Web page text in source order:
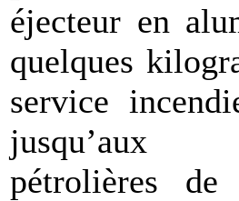
éjecteur en
quelques
service
jusqu’aux
pétrolières